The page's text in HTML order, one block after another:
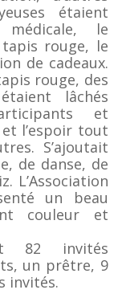
étaient
le
rouge, le
de cadeaux.
rouge, des
lâchés
et
l’espoir tout
S’ajoutait
de danse, de
L’Association
un beau
couleur et
82 invités
un prêtre, 9
invités.